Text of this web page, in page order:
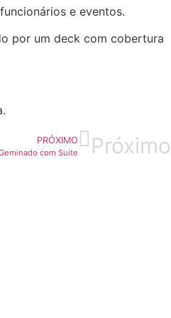
e eventos.
por um deck com cobertura
PRÓXIMO
com Suíte Próximo